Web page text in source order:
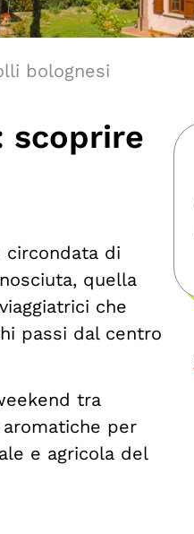
bolognesi
scoprire
di
quella
che
passi dal centro
tra
per
e agricola del